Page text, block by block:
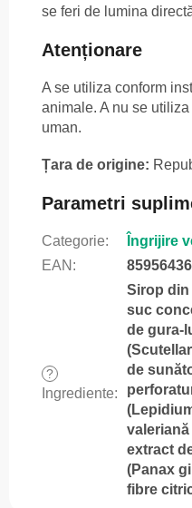
se feri de lumina
Atenționare
A se utiliza conform
animale. A nu se
uman.
Țara de origine:
Parametri
Categorie:
Îngrijire
EAN :
?
Ingrediente:
Sirop din
suc
de gura-
de
extract
(Panax
fibre